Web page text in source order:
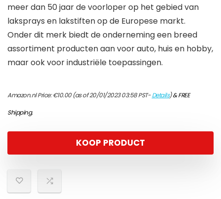
meer dan 50 jaar de voorloper op het gebied van
laksprays en lakstiften op de Europese markt.
Onder dit merk biedt de onderneming een breed
assortiment producten aan voor auto, huis en hobby,
maar ook voor industriële toepassingen.
Amazon.nl Price:€10.00(as of 20/01/2023 03:58 PST-Details)&FREE
Shipping.
KOOP PRODUCT